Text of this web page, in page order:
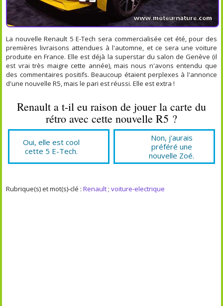
La nouvelle Renault 5 E-Tech sera commercialisée cet été, pour des
premières livraisons attendues à l'automne, et ce sera une voiture
produite en France. Elle est déjà la superstar du salon de Genève (il
est vrai très maigre cette année), mais nous n'avons entendu que
des commentaires positifs. Beaucoup étaient perplexes à l'annonce
d'une nouvelle R5, mais le pari est réussi. Elle est extra !
Renault a t-il eu raison de jouer la carte du
rétro avec cette nouvelle R5 ?
Oui, elle est cool
cette 5 E-Tech.
Non, j'aurais
préféré une
nouvelle Zoé.
Rubrique(s) et mot(s)-clé :Renault;voiture-electrique